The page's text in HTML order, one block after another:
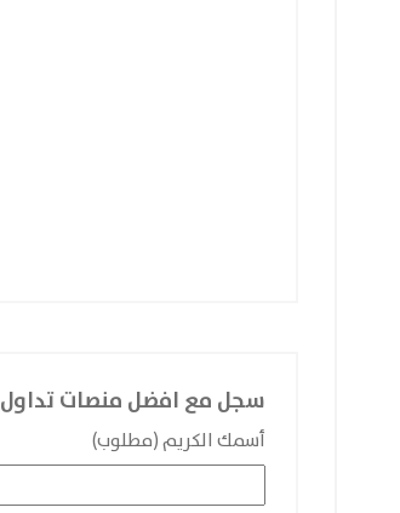
سجل مع افضل منصات تداول
أسمك الكريم (مطلوب)